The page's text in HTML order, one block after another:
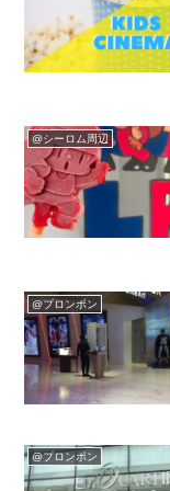
@シーロム周辺
@プロンポン
@プロンポン